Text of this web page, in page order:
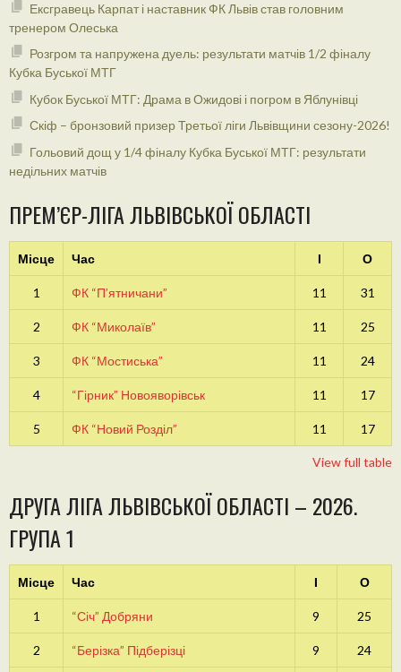
Ексгравець Карпат і наставник ФК Львів став головним
тренером Олеська
Розгром та напружена дуель: результати матчів 1/2 фіналу
Кубка Буської МТГ
Кубок Буської МТГ: Драма в Ожидові і погром в Яблунівці
Скіф – бронзовий призер Третьої ліги Львівщини сезону-2026!
Гольовий дощ у 1/4 фіналу Кубка Буської МТГ: результати
недільних матчів
ПРЕМ’ЄР-ЛІГА ЛЬВІВСЬКОЇ ОБЛАСТІ
Місце Час І О
1 ФК “П’ятничани” 11 31
2 ФК “Миколаїв” 11 25
3 ФК “Мостиська” 11 24
4 “Гірник” Новояворівськ 11 17
5 ФК “Новий Розділ” 11 17
View full table
ДРУГА ЛІГА ЛЬВІВСЬКОЇ ОБЛАСТІ – 2026.
ГРУПА 1
Місце Час І О
1 “Січ” Добряни 9 25
2 “Берізка” Підберізці 9 24